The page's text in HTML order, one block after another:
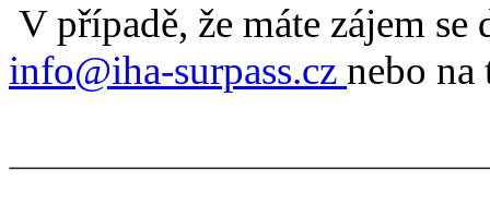
V případě, že máte zájem
info@iha-surpass.cz nebo na